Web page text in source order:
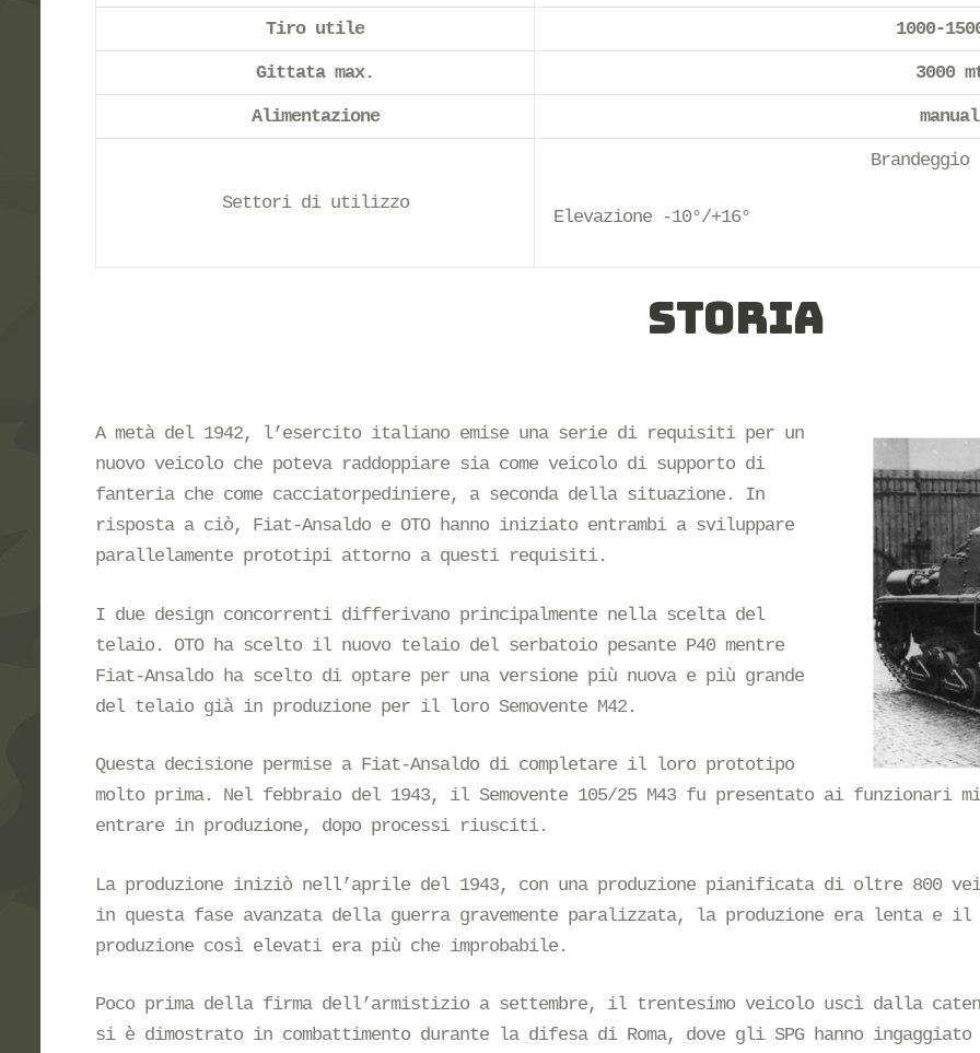
Tiro utile 1000-
Gittata max. 3000
Alimentazione
Settori di utilizzo
Brandeggio
Elevazione -10°/+16°
STORIA
A metà del 1942, l’esercito italiano emise una serie di requisiti per un
nuovo veicolo che poteva raddoppiare sia come veicolo di supporto di
fanteria che come cacciatorpediniere, a seconda della situazione. In
risposta a ciò, Fiat-Ansaldo e OTO hanno iniziato entrambi a sviluppare
parallelamente prototipi attorno a questi requisiti.
I due design concorrenti differivano principalmente nella scelta del
telaio. OTO ha scelto il nuovo telaio del serbatoio pesante P40 mentre
Fiat-Ansaldo ha scelto di optare per una versione più nuova e più grande
del telaio già in produzione per il loro Semovente M42.
Questa decisione permise a Fiat-Ansaldo di completare il loro prototipo
molto prima. Nel febbraio del 1943, il Semovente 105/25 M43 fu presentato ai
entrare in produzione, dopo processi riusciti.
La produzione iniziò nell’aprile del 1943, con una produzione pianificata di oltre 800
in questa fase avanzata della guerra gravemente paralizzata, la produzione era lenta e
produzione così elevati era più che improbabile.
Poco prima della firma dell’armistizio a settembre, il trentesimo veicolo uscì dalla catena
si è dimostrato in combattimento durante la difesa di Roma, dove gli SPG hanno ingaggiato